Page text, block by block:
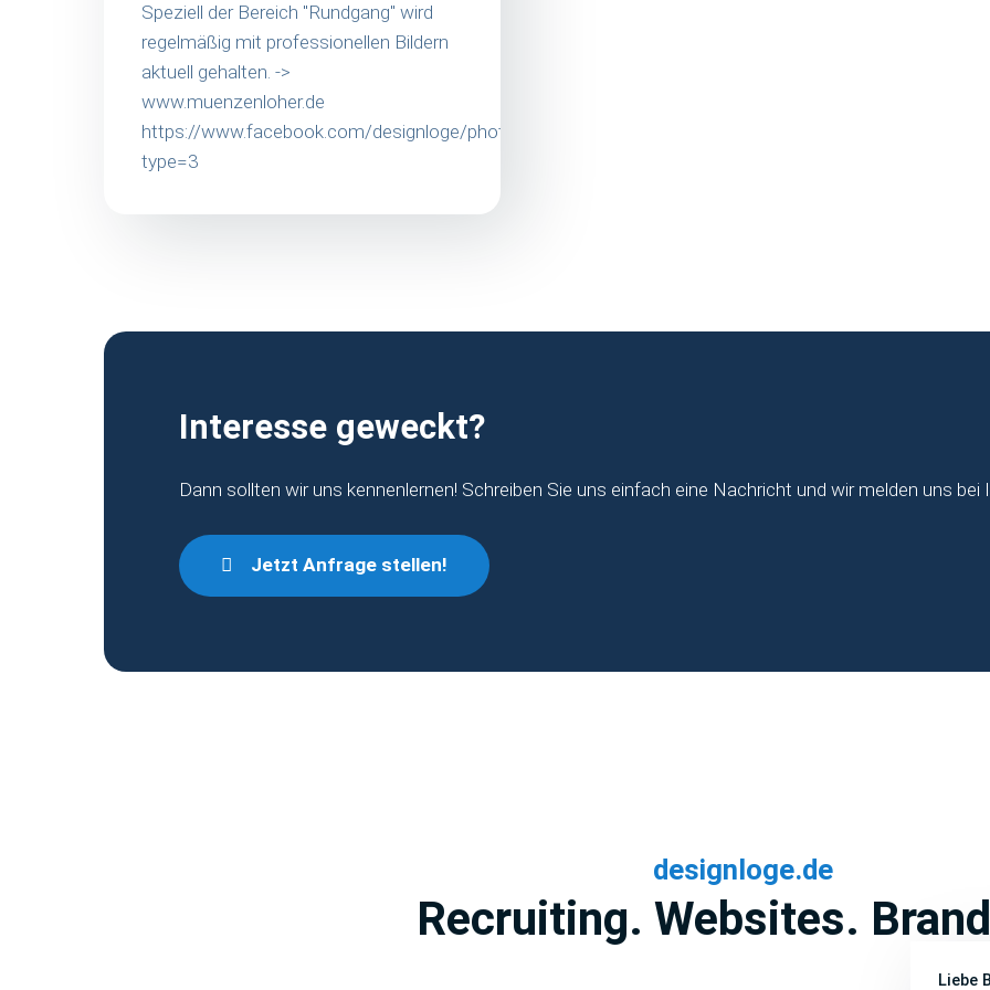
Speziell der Bereich "Rundgang" wird
regelmäßig mit professionellen Bildern
aktuell gehalten. ->
www.muenzenloher.de
https://www.facebook.com/designloge/photos/a.705990942863241/608357032626633/?
type=3
Interesse geweckt?
Dann sollten wir uns kennenlernen! Schreiben Sie uns einfach eine Nachricht und wir melden uns bei
Jetzt Anfrage stellen!
designloge.de
Recruiting. Websites.
Liebe